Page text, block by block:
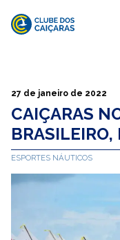
Caiçaras
27 de janeiro de 2022
CAIÇARAS
ESPORTES NÁUTICOS